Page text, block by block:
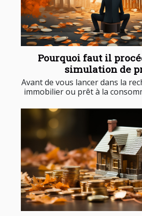
Pourquoi faut il
simulation de
Avant de vous lancer dans la
immobilier ou prêt à la